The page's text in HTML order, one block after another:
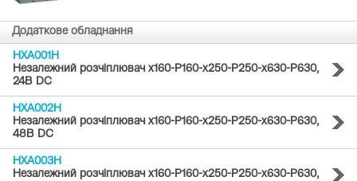
Додаткове обладнання
HXA001H
Незалежний розчіплювач x160-P160-x250-P250-x630-P630,
24В DC
HXA002H
Незалежний розчіплювач x160-P160-x250-P250-x630-P630,
48В DC
HXA003H
Незалежний розчіплювач x160-P160-x250-P250-x630-P630,